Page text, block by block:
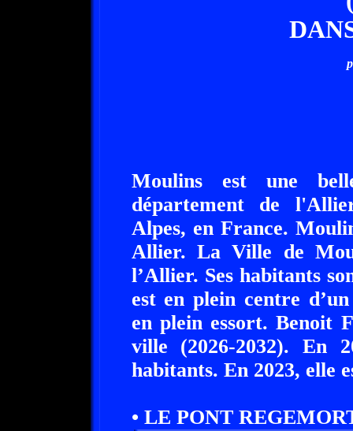
Moulins est une
département de
Alpes, en France.
Allier. La Ville de
l’Allier. Ses habitants
est en plein centre
en plein essort. Benoit
ville (2026-2032). En
habitants. En 2023, elle
• LE PONT